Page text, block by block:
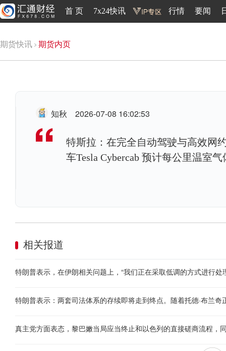
首 页 7x24快讯 行情 要闻
期货快讯 期货内页
知秋 2026-07-08 16:02:53
特斯拉：在完全自动驾驶与高效网
车Tesla Cybercab 预计每公里温室
相关报道
特朗普表示，在伊朗相关问题上，“我们正在采取低调的方式进行处
特朗普表示：两套司法体系的存续即将走到终点。随着托德·布兰
真主党方面表态，黎巴嫩当局应当终止和以色列的直接磋商流程，